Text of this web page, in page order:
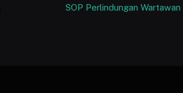
SOP Perlindungan Wartawan